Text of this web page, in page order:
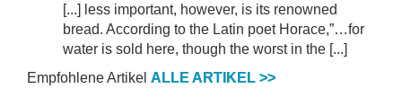
[...] less important, however, is its renowned
bread. According to the Latin poet Horace,”…for
water is sold here, though the worst in the [...]
Empfohlene Artikel ALLE ARTIKEL >>